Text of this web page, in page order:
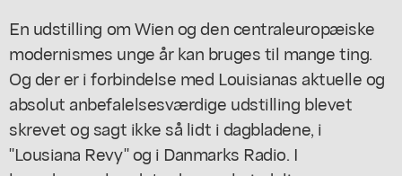
En udstilling om Wien og den centraleuropæiske
modernismes unge år kan bruges til mange ting.
Og der er i forbindelse med Louisianas aktuelle og
absolut anbefalelsesværdige udstilling blevet
skrevet og sagt ikke så lidt i dagbladene, i
"Lousiana Revy" og i Danmarks Radio. I